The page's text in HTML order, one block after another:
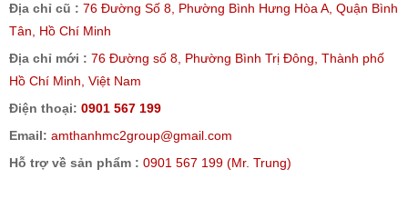
Địa chỉ cũ : 76 Đường Số 8, Phường Bình Hưng Hòa A, Quận Bình
Tân, Hồ Chí Minh
Địa chỉ mới : 76 Đường số 8, Phường Bình Trị Đông, Thành phố
Hồ Chí Minh, Việt Nam
Điện thoại: 0901 567 199
Email: amthanhmc2group@gmail.com
Hỗ trợ về sản phẩm : 0901 567 199 (Mr. Trung)